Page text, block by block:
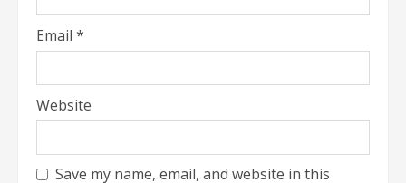
Email *
Website
Save my name, email, and website in this